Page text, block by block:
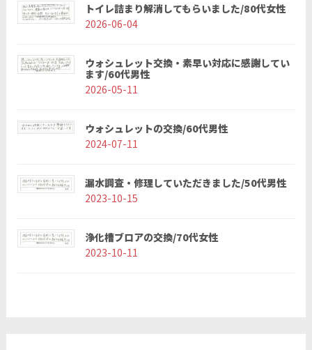
トイレ詰まり解消してもらいました/80代女性
2026-06-04
ウォシュレット交換・素早い対応に感謝してい
ます/60代男性
2026-05-11
ウォシュレットの交換/60代男性
2024-07-11
漏水調査・修理していただきました/50代男性
2023-10-15
浄化槽ブロアの交換/70代女性
2023-10-11